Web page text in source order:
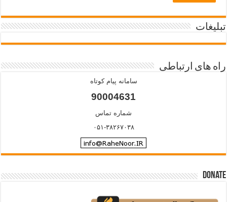
تبلیغات
راه های ارتباطی
سامانه پیام کوتاه
90004631
شماره تماس
۰۵۱-۳۸۲۶۷۰۳۸
Donate